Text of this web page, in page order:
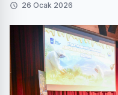
26 Ocak 2026